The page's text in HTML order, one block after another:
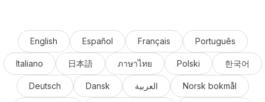
English Español Français Português
Italiano 日本語 ภาษาไทย Polski 한국어
Deutsch Dansk العربية Norsk bokmål